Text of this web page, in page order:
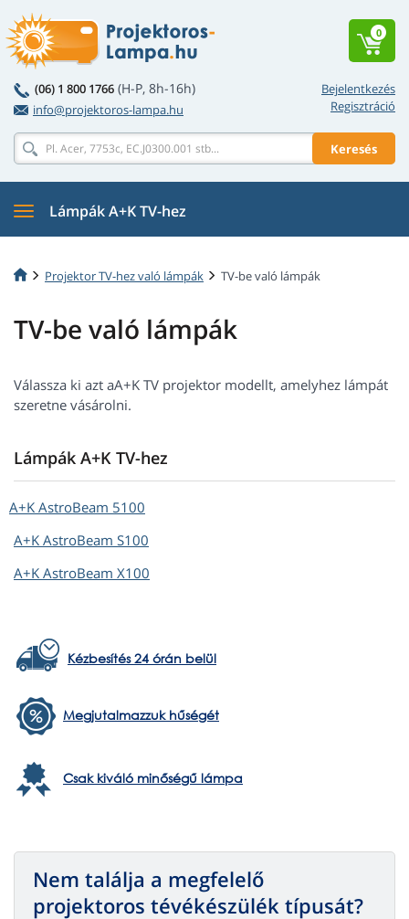
Bejelentkezés
Regisztráció
(06) 1 800 1766 (H-P, 8h-16h)
info@projektoros-lampa.hu
Keresés
0
Lámpák A+K TV-hez
Projektor TV-hez való lámpák TV-be való lámpák
TV-be való lámpák
Válassza ki azt aA+K TV projektor modellt, amelyhez lámpát
szeretne vásárolni.
Lámpák A+K TV-hez
A+K AstroBeam 5100
A+K AstroBeam S100
A+K AstroBeam X100
Kézbesítés 24 órán belül
Megjutalmazzuk hűségét
Csak kiváló minőségű lámpa
Nem találja a megfelelő
projektoros tévékészülék típusát?